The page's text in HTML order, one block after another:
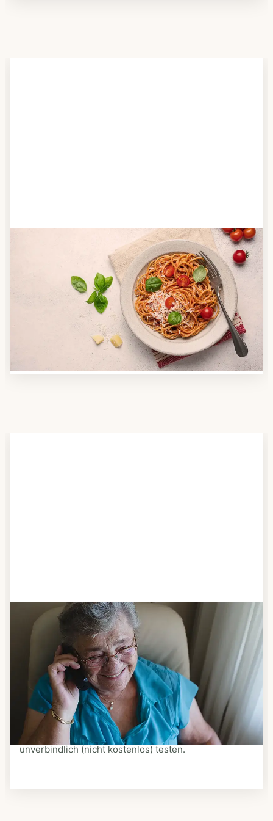
Anbieter finden
Nutzen Sie unsere große Mahlzeiten-Dienst-Suche,
um herauszufinden, welche Anbieter es in Ihrer
Region gibt und welcher am besten zu Ihnen passt.
Verschaffen Sie sich auch einen Überblick über die
Essen auf Rädern-Kosten.
Schritt 3
Bestellen & liefern lassen
Suchen Sie sich aus dem Speiseplan Ihres Anbieters
aus, was Ihnen schmeckt. Bestellen Sie telefonisch,
schriftlich oder im Online-Shop Ihres Anbieters.
Ein Kurier liefert Ihnen das bestellte Essen zum
vereinbarten Zeitpunkt nach Hause. Bei vielen
Anbietern können Sie Essen auf Rädern auch
unverbindlich (nicht kostenlos) testen.